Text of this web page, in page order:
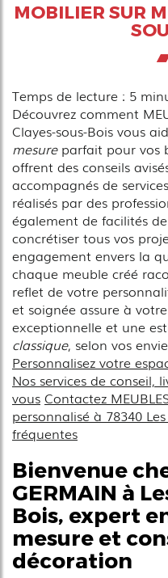
MOBILIER SUR
Temps de lecture : 5
Découvrez comment
Clayes-sous-Bois vous
mesureparfait pour vos
offrent des conseils
accompagnés de
réalisés par des
également de facilités
concrétiser tous vos
engagement envers la
chaque meuble créé
reflet de votre
et soignée assure à
exceptionnelle et une
classique, selon vos
Personnalisez votre
Nos services de
vous Contactez
personnalisé à 78340
fréquentes
Bienvenue
GERMAIN à
Bois, expert
mesure et
décoration